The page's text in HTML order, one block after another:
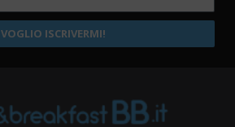
VOGLIO ISCRIVERMI!